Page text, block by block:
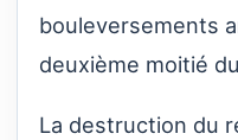
bouleversements
deuxième moitié
La destruction du